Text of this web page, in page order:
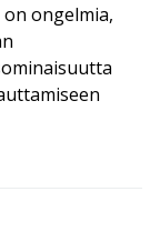
ongelmia,